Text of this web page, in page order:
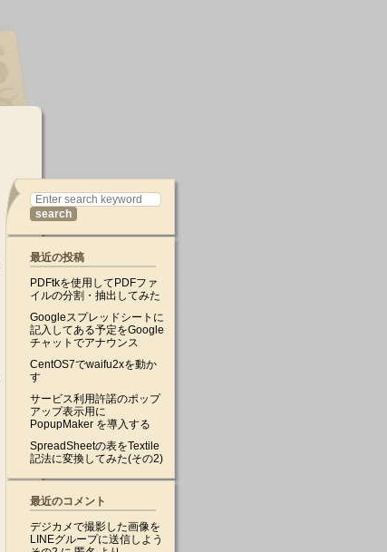
最近の投稿
PDFtkを使用してPDFファ
イルの分割・抽出してみた
Googleスプレッドシートに
記入してある予定をGoogle
チャットでアナウンス
CentOS7でwaifu2xを動か
す
サービス利用許諾のポップ
アップ表示用に
PopupMaker を導入する
SpreadSheetの表をTextile
記法に変換してみた(その2)
最近のコメント
デジカメで撮影した画像を
LINEグループに送信しよう